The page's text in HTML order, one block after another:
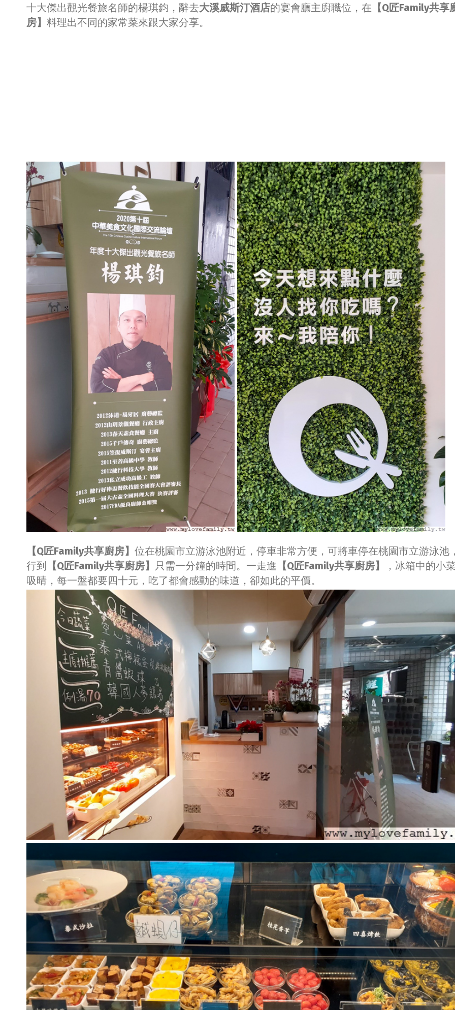
十大傑出觀光餐旅名師的楊琪鈞，辭去大溪威斯汀酒店的宴會廳主廚職位，在 【Q匠Family共享
房】 料理出不同的家常菜來跟大家分享。
【Q匠Family共享廚房】 位在桃園市立游泳池附近，停車非常方便，可將車停在桃園市立游泳池
行到
【Q匠Family共享廚房】 只需一分鐘的時間。一走進 【Q匠Family共享廚房】
，冰箱中的小
吸晴，每一盤都要四十元，吃了都會感動的味道，卻如此的平價。